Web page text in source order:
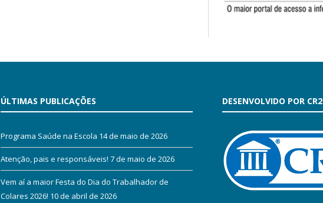
ÚLTIMAS PUBLICAÇÕES
Programa Saúde na Escola 14 de maio de 2026
Atenção, pais e responsáveis! 7 de maio de 2026
Vem aí a maior Festa do Dia do Trabalhador de
Colares 2026! 10 de abril de 2026
DESENVOLVIDO POR CR2